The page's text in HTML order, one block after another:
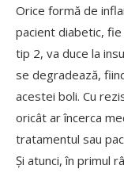
Orice formă de
pacient diabetic,
tip 2, va duce la
se degradează,
acestei boli. Cu
oricât ar încerca
tratamentul sau
Și atunci, în primul